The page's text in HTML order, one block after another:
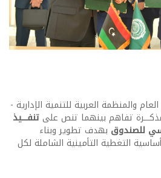
والمنظمة العربية للتنمية الإدارية -
تفاهم بينهما تنص علىتنفـــيذ
للصندوق بهدف تطوير وبناء
التغطية التأمينية الشاملة لكل